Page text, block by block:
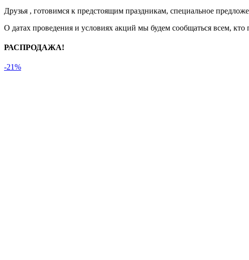
Друзья , готовимся к предстоящим праздникам, специальное
О датах проведения и условиях акций мы будем сообщаться всем,
РАСПРОДАЖА!
-21%